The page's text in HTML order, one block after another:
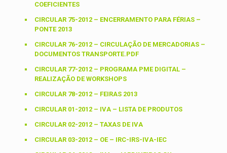
COEFICIENTES
CIRCULAR 75-2012 – ENCERRAMENTO PARA FÉRIAS –
PONTE 2013
CIRCULAR 76-2012 – CIRCULAÇÃO DE MERCADORIAS –
DOCUMENTOS TRANSPORTE.PDF
CIRCULAR 77-2012 – PROGRAMA PME DIGITAL –
REALIZAÇÃO DE WORKSHOPS
CIRCULAR 78-2012 – FEIRAS 2013
CIRCULAR 01-2012 – IVA – LISTA DE PRODUTOS
CIRCULAR 02-2012 – TAXAS DE IVA
CIRCULAR 03-2012 – OE – IRC-IRS-IVA-IEC